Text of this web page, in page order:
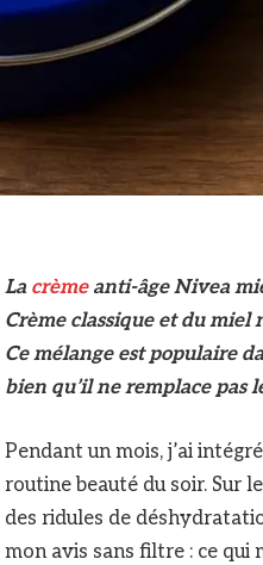
La crèmeanti-âge Nivea
Crème classique et du
Ce mélange est populaire
bien qu’il ne remplace pas
Pendant un mois, j’ai
routine beauté du soir. Sur
des ridules de
mon avis sans filtre : ce qui